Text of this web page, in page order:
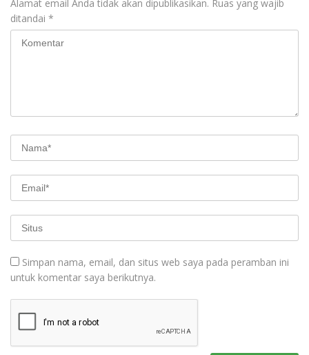
Alamat email Anda tidak akan dipublikasikan. Ruas yang wajib
ditandai *
Simpan nama, email, dan situs web saya pada peramban ini
untuk komentar saya berikutnya.